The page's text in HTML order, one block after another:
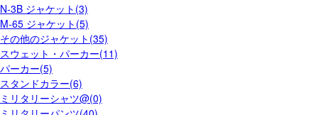
N-3B ジャケット(3)
M-65 ジャケット(5)
その他のジャケット(35)
スウェット・パーカー(11)
パーカー(5)
スタンドカラー(6)
ミリタリーシャツ@(0)